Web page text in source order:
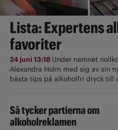
Lista: Expertens
favoriter
24 juni 13:18 Under namnet
Alexandra Holm med sig av sin
bästa tips på alkoholfri dryck till
Så tycker partierna om
alkoholreklamen